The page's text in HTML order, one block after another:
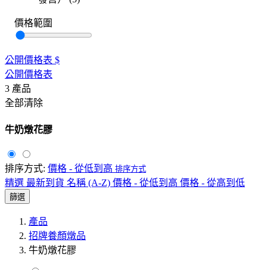
價格範圍
公開價格表 $
公開價格表
3 產品
全部清除
牛奶燉花膠
排序方式: 價格 - 從低到高 排序方式
精選 最新到貨 名稱 (A-Z) 價格 - 從低到高 價格 - 從高到低
篩選
產品
招牌養顏燉品
牛奶燉花膠